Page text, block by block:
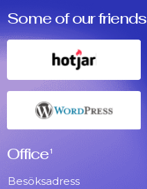
Some of our friends
Office1
Besöksadress